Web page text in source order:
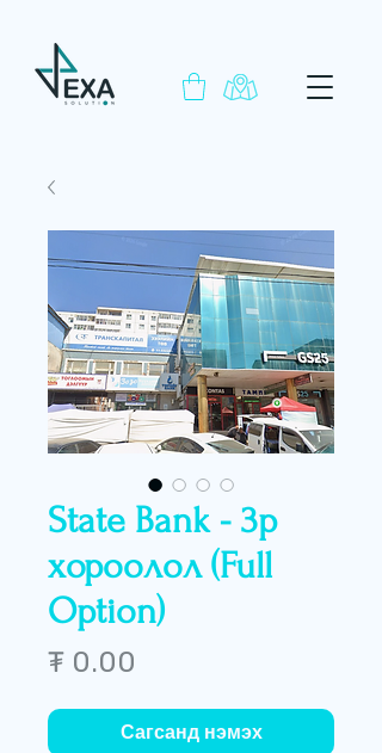
State Bank - 3р
хороолол (Full
Option)
₮ 0.00
Сагсанд нэмэх